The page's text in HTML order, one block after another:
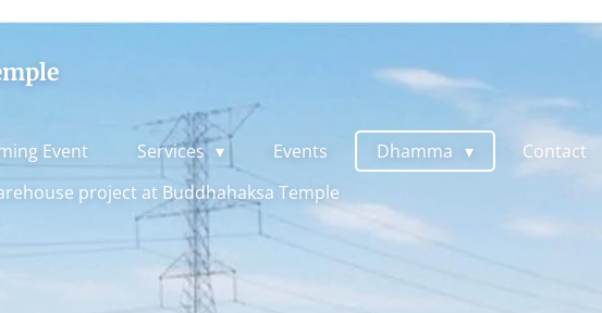
Event Services Events Dhamma Contact
project at Buddhahaksa Temple